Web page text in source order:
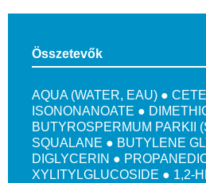
Összetevők
AQUA (WATER, EAU) ●
ISONONANOATE ●
BUTYROSPERMUM PARKII
SQUALANE ● BUTYLENE
DIGLYCERIN ●
XYLITYLGLUCOSIDE ● 1,2-